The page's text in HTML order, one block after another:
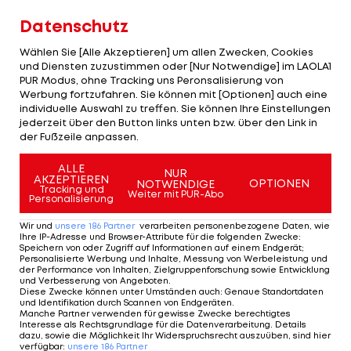
Kurzes Aufbäumen von Espanyol
Nach dem Seitenwechsel zeigt sich Manolo
Gonzalez' Truppe deutlich mutiger und sucht den
Weg nach vorne.
In der 56. Minute rückt zunächst der Video-
Assistent in den Mittelpunkt, der einen
vermeintlichen Treffer der Hausherren überprüft
und diesen schließlich aberkennt.
Praktisch im direkten Gegenzug schlägt Espanyol
eiskalt zu: Pol Lozano erzielt den 2:1-
Anschlusstreffer (56.) und bringt die Spannung
zurück ins Derby.
Die Gäste wittern nun ihre Chance und kommen
Datenschutz
Wählen Sie [Alle Akzeptieren] um allen Zwecken, Cookies
und Diensten zuzustimmen oder [Nur Notwendige] im LAOLA1
PUR Modus, ohne Tracking uns Peronsalisierung von
Werbung fortzufahren. Sie können mit [Optionen] auch eine
individuelle Auswahl zu treffen. Sie können Ihre Einstellungen
jederzeit über den Button links unten bzw. über den Link in
der Fußzeile anpassen.
ALLE
AKZEPTIEREN
Tracking und
Personalisierung
NUR
NOTWENDIGE
Weiter mit PUR-Abo
OPTIONEN
Wir und unsere 186 Partner verarbeiten personenbezogene Daten, wie
Ihre IP-Adresse und Browser-Attribute für die folgenden Zwecke:
Speichern von oder Zugriff auf Informationen auf einem Endgerät;
Personalisierte Werbung und Inhalte, Messung von Werbeleistung und
der Performance von Inhalten, Zielgruppenforschung sowie Entwicklung
und Verbesserung von Angeboten.
Diese Zwecke können unter Umständen auch: Genaue Standortdaten
und Identifikation durch Scannen von Endgeräten.
Manche Partner verwenden für gewisse Zwecke berechtigtes
Interesse als Rechtsgrundlage für die Datenverarbeitung. Details
dazu, sowie die Möglichkeit Ihr Widerspruchsrecht auszuüben, sind hier
verfügbar: unsere 186 Partner